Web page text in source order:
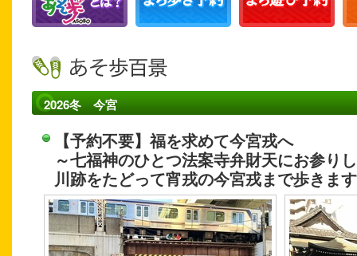
2026冬 今宮
【予約不要】福を求めて今宮戎へ
～七福神のひとつ法案寺弁財天にお参り
川跡をたどって宵戎の今宮戎まで歩きま